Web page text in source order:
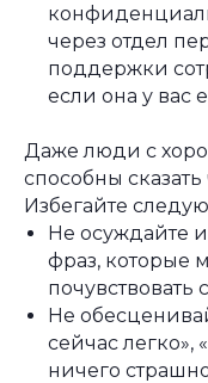
через отдел
поддержки
если она у вас
Даже люди с
способны сказать
Избегайте
Не осуждайте
фраз, которые
почувствовать
Не
сейчас легко»,
ничего